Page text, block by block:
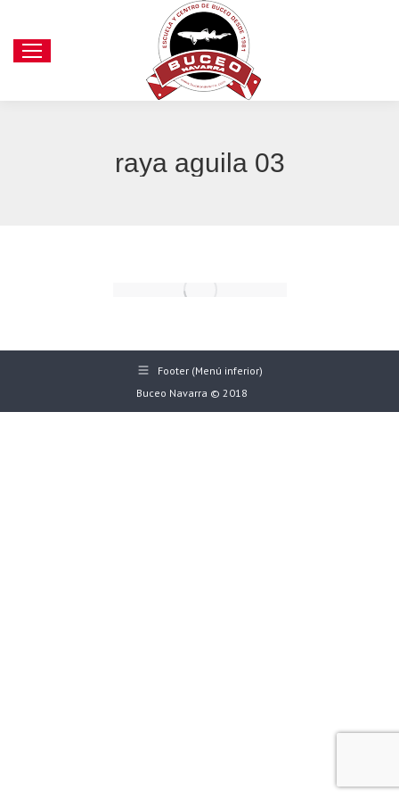
raya aguila 03
Footer (Menú inferior)
Buceo Navarra © 2018